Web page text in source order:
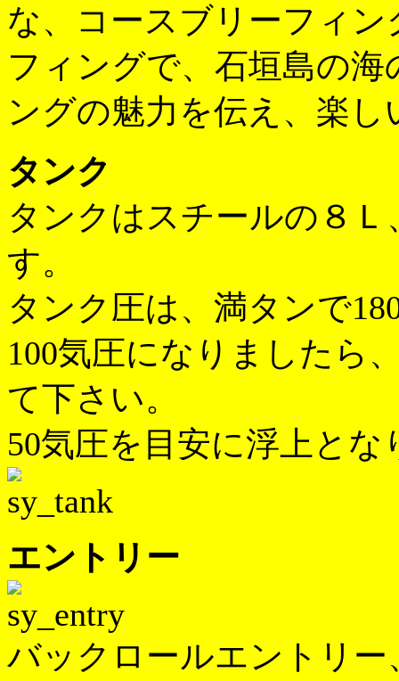
な、コースブリーフィ
フィングで、石垣島の
ングの魅力を伝え、楽
タンク
タンクはスチールの８
す。
タンク圧は、満タンで
100気圧になりましたら
て下さい。
50気圧を目安に浮上とな
エントリー
バックロールエントリ